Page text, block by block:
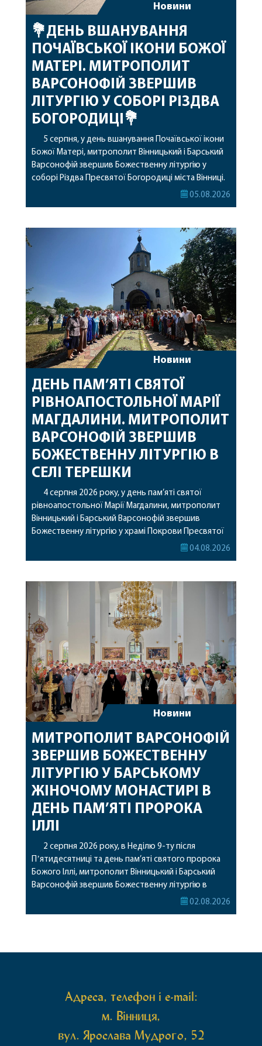
Новини
💐ДЕНЬ ВШАНУВАННЯ
ПОЧАЇВСЬКОЇ ІКОНИ БОЖОЇ
МАТЕРІ. МИТРОПОЛИТ
ВАРСОНОФІЙ ЗВЕРШИВ
ЛІТУРГІЮ У СОБОРІ РІЗДВА
БОГОРОДИЦІ💐
5 серпня, у день вшанування Почаївської ікони
Божої Матері, митрополит Вінницький і Барський
Варсонофій звершив Божественну літургію у
соборі Різдва Пресвятої Богородиці міста Вінниці.
Його Високопреосвященству співслужили
священному сані. Під час богослужіння підносилися
особливі молитви за мир в Україні, за воїнів, які
05.08.2026
Новини
ДЕНЬ ПАМ’ЯТІ СВЯТОЇ
РІВНОАПОСТОЛЬНОЇ МАРІЇ
МАГДАЛИНИ. МИТРОПОЛИТ
ВАРСОНОФІЙ ЗВЕРШИВ
БОЖЕСТВЕННУ ЛІТУРГІЮ В
СЕЛІ ТЕРЕШКИ
4 серпня 2026 року, у день пам’яті святої
рівноапостольної Марії Магдалини, митрополит
Вінницький і Барський Варсонофій звершив
Божественну літургію у храмі Покрови Пресвятої
Богородиці села Терешки Барського благочиння.
рівноапостольної Марії Магдалини з часткою її
святих мощей, передана зі Святої Гори Афон.
Також для поклоніння вірянам […]
04.08.2026
Новини
МИТРОПОЛИТ ВАРСОНОФІЙ
ЗВЕРШИВ БОЖЕСТВЕННУ
ЛІТУРГІЮ У БАРСЬКОМУ
ЖІНОЧОМУ МОНАСТИРІ В
ДЕНЬ ПАМ’ЯТІ ПРОРОКА
ІЛЛІ
2 серпня 2026 року, в Неділю 9-ту після
Пʼятидесятниці та день пам’яті святого пророка
Божого Іллі, митрополит Вінницький і Барський
Варсонофій звершив Божественну літургію в
Барському жіночому монастирі. Перед початком
02.08.2026
Адреса, телефон і e-mail:
м. Вінниця,
вул. Ярослава Мудрого, 52